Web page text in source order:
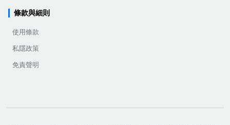
條款與細則
使用條款
私隱政策
免責聲明